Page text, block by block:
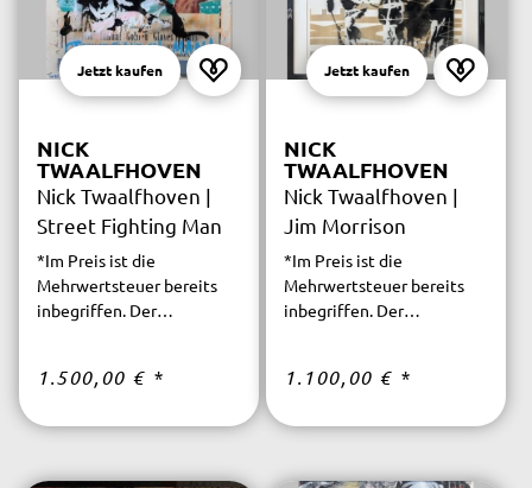
Jetzt kaufen
NICK
TWAALFHOVEN
Nick Twaalfhoven |
Street Fighting Man
*Im Preis ist die
Mehrwertsteuer bereits
inbegriffen. Der
kostenfrei.
1.500,00 € *
Jetzt kaufen
NICK
TWAALFHOVEN
Nick Twaalfhoven |
Jim Morrison
*Im Preis ist die
Mehrwertsteuer bereits
inbegriffen. Der
kostenfrei.
1.100,00 € *